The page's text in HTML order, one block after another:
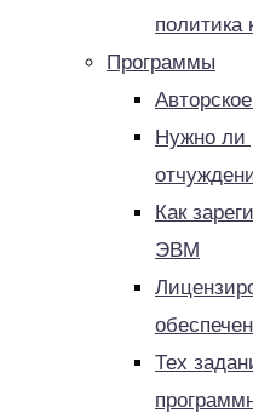
политика
Программы
Нужно ли
Как
ЭВМ
Тех